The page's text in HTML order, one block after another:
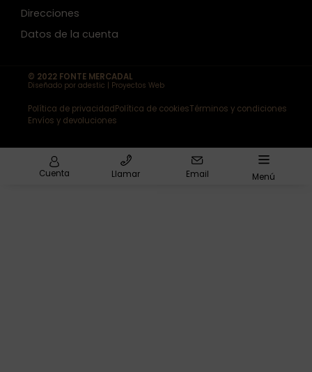
Direcciones
Datos de la cuenta
© 2022 FONTE MERCADAL
Diseñado por adestic | Proyectos Web
Política de privacidadPolítica de cookiesTérminos y condiciones
Envíos y devoluciones
Cuenta Llamar Email Menú